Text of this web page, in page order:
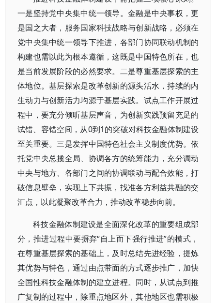
一是坚持党中央集中统一领导。金融是中央事权，更
是国之大者，服务国家科技战略与创新战略，必须在
党中央集中统一领导下推进，各部门协同联动机制的
构建也需以此为根本遵循，这既是中国特色所在，也
是当前发展阶段的必然要求。二是尊重基层探索的主
体地位。基层探索是改革创新的源头活水，持续的内
生动力与创新活力均源于基层实践。试点工作开展过
程中，要充分倾听基层声音，为创新实践预留充足的
试错、容错空间，从0到1的突破对科技金融体制建设
至关重要。三是发挥中国特色社会主义制度优势。依
托党中央总揽全局、协调各方的统筹能力，充分调动
中央与地方、各部门之间的协调联动与配合效能，打
破信息壁垒，实现上下共振，找准各方利益共融的交
汇点，以此凝聚改革合力，推动改革稳步向前。
科技金融体制建设是全面深化改革的重要组成部
分，推进过程中要摒弃“自上而下强行推进”的模式，
在尊重基层探索的基础上，及时总结先进经验，提炼
其优势与特色，通过由点带面的方式逐步推广，加快
全国性科技金融体制的建立进程。同时，从试点到推
广复制的过程中，除重点地区外，其他地区也需积极